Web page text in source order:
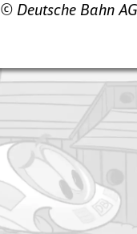
© Deutsche Bahn